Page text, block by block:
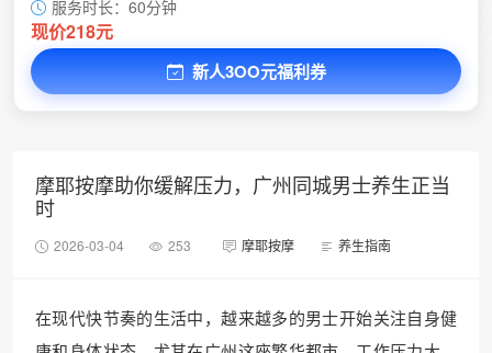
服务时长：60分钟
现价218元
新人3OO元福利券
摩耶按摩助你缓解压力，广州同城男士养生正当
时
2026-03-04 253 摩耶按摩 养生指南
在现代快节奏的生活中，越来越多的男士开始关注自身健